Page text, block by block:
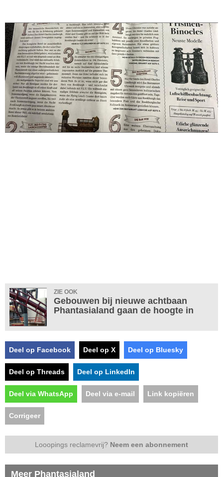
ZIE OOK
Gebouwen bij nieuwe achtbaan
Phantasialand gaan de hoogte in
Deel op Facebook Deel op X Deel op Bluesky
Deel op Threads Deel op LinkedIn
Deel via WhatsApp Deel via e-mail Link kopiëren
Corrigeer
Looopings reclamevrij? Neem een abonnement
Meer Phantasialand